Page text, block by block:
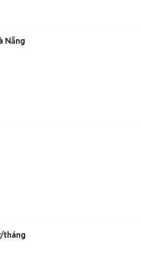
Nẵng
tháng